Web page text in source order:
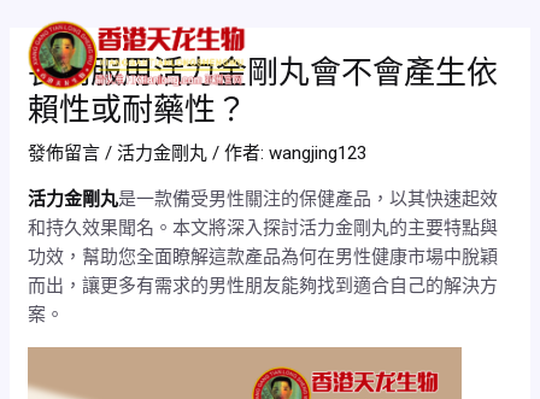
長期服用活力金剛丸會不會產生依
賴性或耐藥性？
發佈留言 /活力金剛丸 / 作者:wangjing123
活力金剛丸是一款備受男性關注的保健產品，以其快速起效
和持久效果聞名。本文將深入探討活力金剛丸的主要特點與
功效，幫助您全面瞭解這款產品為何在男性健康市場中脫穎
而出，讓更多有需求的男性朋友能夠找到適合自己的解決方
案。
navigation